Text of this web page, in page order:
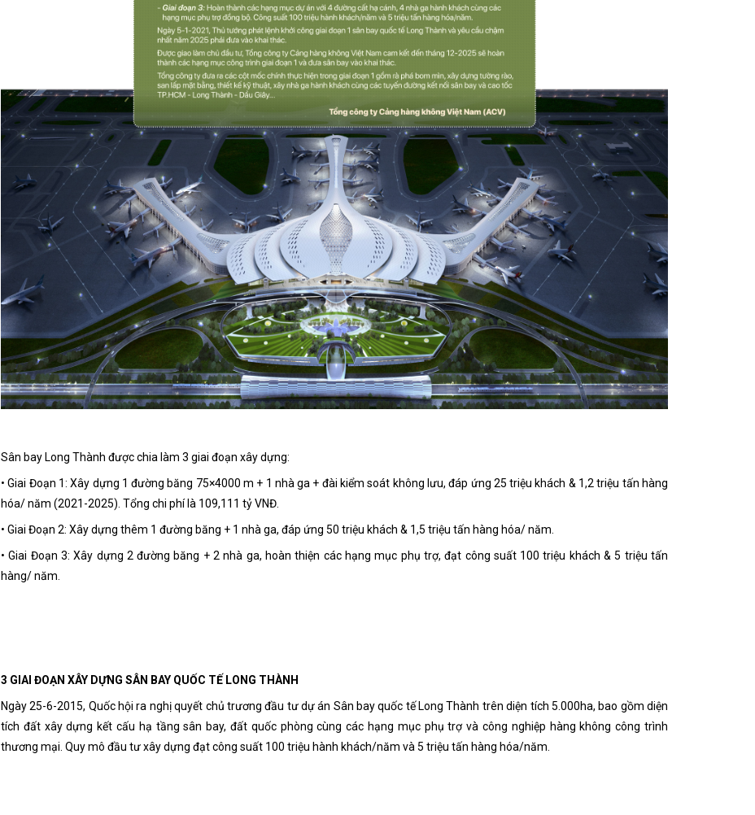
Sân bay Long Thành được chia làm 3 giai đoạn xây dựng:
• Giai Đoạn 1: Xây dựng 1 đường băng 75×4000 m + 1 nhà ga + đài kiểm soát không lưu, đáp ứng 25 triệu khách & 1,2 triệu tấn hàng
hóa/ năm (2021-2025). Tổng chi phí là 109,111 tỷ VNĐ.
• Giai Đoạn 2: Xây dựng thêm 1 đường băng + 1 nhà ga, đáp ứng 50 triệu khách & 1,5 triệu tấn hàng hóa/ năm.
• Giai Đoạn 3: Xây dựng 2 đường băng + 2 nhà ga, hoàn thiện các hạng mục phụ trợ, đạt công suất 100 triệu khách & 5 triệu tấn
hàng/ năm.
3 GIAI ĐOẠN XÂY DỰNG SÂN BAY QUỐC TẾ LONG THÀNH
Ngày 25-6-2015, Quốc hội ra nghị quyết chủ trương đầu tư dự án Sân bay quốc tế Long Thành trên diện tích 5.000ha, bao gồm diện
tích đất xây dựng kết cấu hạ tầng sân bay, đất quốc phòng cùng các hạng mục phụ trợ và công nghiệp hàng không công trình
thương mại. Quy mô đầu tư xây dựng đạt công suất 100 triệu hành khách/năm và 5 triệu tấn hàng hóa/năm.